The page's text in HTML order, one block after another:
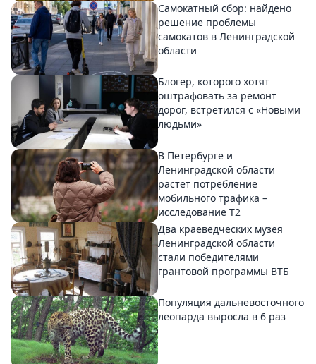
Самокатный сбор: найдено
решение проблемы
самокатов в Ленинградской
области
Блогер, которого хотят
оштрафовать за ремонт
дорог, встретился с «Новыми
людьми»
В Петербурге и
Ленинградской области
растет потребление
мобильного трафика –
исследование T2
Два краеведческих музея
Ленинградской области
стали победителями
грантовой программы ВТБ
Популяция дальневосточного
леопарда выросла в 6 раз